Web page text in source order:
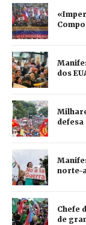
dos
defesa
norte-
Chefe
de